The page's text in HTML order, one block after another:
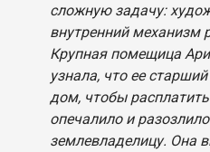
сложную задачу:
внутренний механизм
Крупная помещица
узнала, что ее
дом, чтобы
опечалило и
землевладелицу. Она